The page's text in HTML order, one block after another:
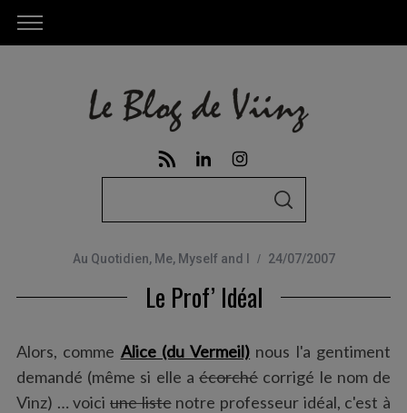
r
o
r
S
C
H
Au Quotidien, Me, Myself and I 24/07/2007
Le Prof’ Idéal
Alors, comme Alice (du Vermeil) nous l'a gentiment
demandé (même si elle aécorché corrigé le nom de
Vinz) … voici une listenotre professeur idéal, c'est à